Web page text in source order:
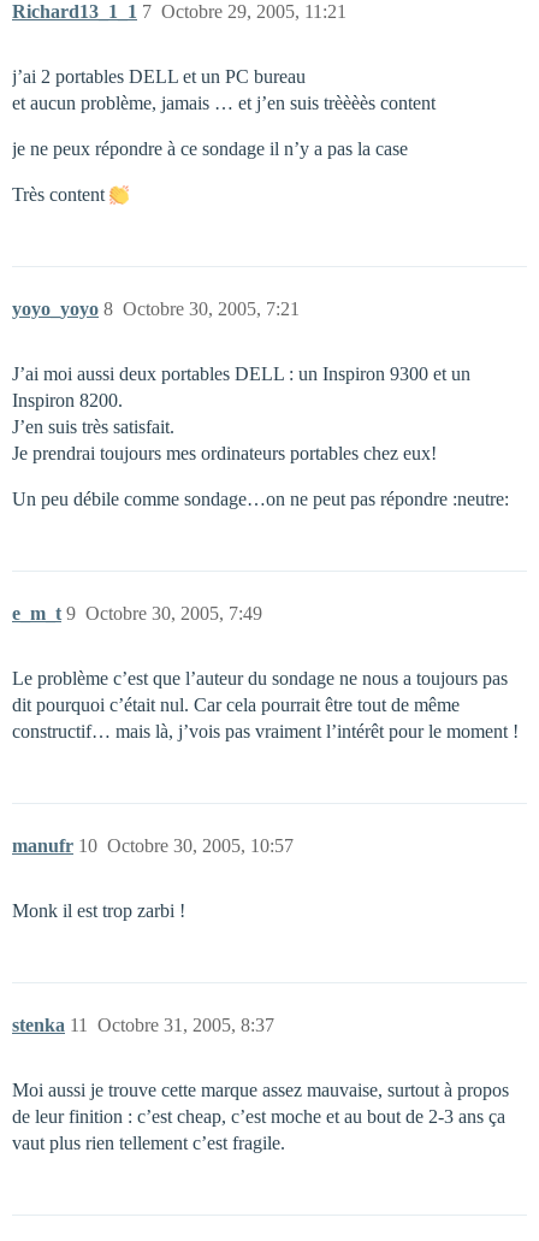
Richard13_1_1 Octobre 29, 2005, 11:21
7
j’ai 2 portables DELL et un PC bureau
et aucun problème, jamais … et j’en suis trèèèès content
je ne peux répondre à ce sondage il n’y a pas la case
Très content
yoyo_yoyo Octobre 30, 2005, 7:21
8
J’ai moi aussi deux portables DELL : un Inspiron 9300 et un
Inspiron 8200.
J’en suis très satisfait.
Je prendrai toujours mes ordinateurs portables chez eux!
Un peu débile comme sondage…on ne peut pas répondre :neutre:
e_m_t Octobre 30, 2005, 7:49
9
Le problème c’est que l’auteur du sondage ne nous a toujours pas
dit pourquoi c’était nul. Car cela pourrait être tout de même
constructif… mais là, j’vois pas vraiment l’intérêt pour le moment !
manufr Octobre 30, 2005, 10:57
10
Monk il est trop zarbi !
stenka Octobre 31, 2005, 8:37
11
Moi aussi je trouve cette marque assez mauvaise, surtout à propos
de leur finition : c’est cheap, c’est moche et au bout de 2-3 ans ça
vaut plus rien tellement c’est fragile.